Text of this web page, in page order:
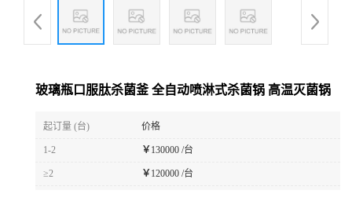
玻璃瓶口服肽杀菌釜 全自动喷淋式杀菌锅 高温灭菌锅
起订量 (台) 价格
1-2 ￥ 130000 /台
≥2 ￥ 120000 /台